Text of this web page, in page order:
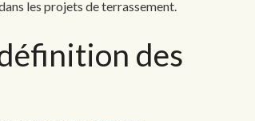
les projets de terrassement.
des